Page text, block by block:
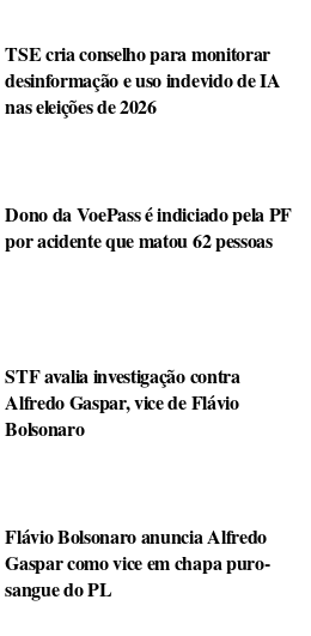
TSE cria conselho para monitorar
desinformação e uso indevido de IA
nas eleições de 2026
Dono da VoePass é indiciado pela PF
por acidente que matou 62 pessoas
STF avalia investigação contra
Alfredo Gaspar, vice de Flávio
Bolsonaro
Flávio Bolsonaro anuncia Alfredo
Gaspar como vice em chapa puro-
sangue do PL